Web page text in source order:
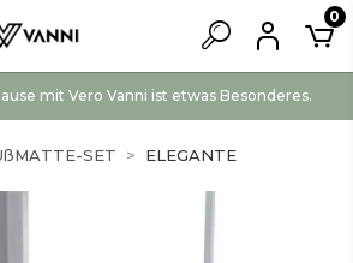
mit Vero Vanni ist etwas Besonderes.
0
SET ELEGANTE